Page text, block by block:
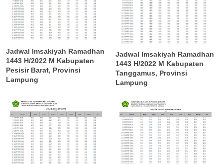
Jadwal Imsakiyah Ramadhan
1443 H/2022 M Kabupaten
Pesisir Barat, Provinsi
Lampung
Jadwal Imsakiyah Ramadhan
1443 H/2022 M Kabupaten
Tanggamus, Provinsi
Lampung